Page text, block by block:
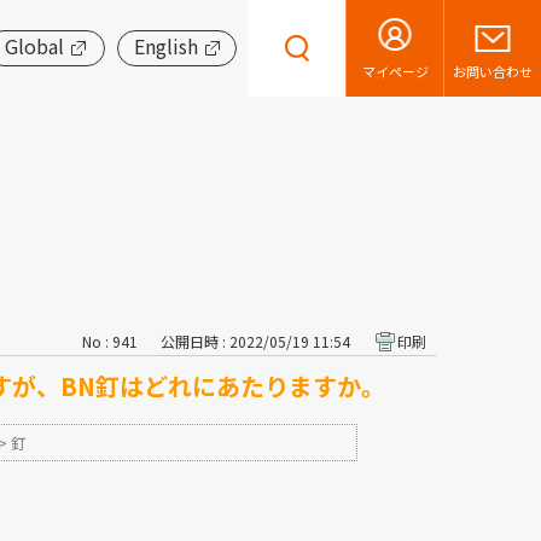
Global English
マイページ お問い合わせ
No : 941 公開日時 : 2022/05/19 11:54 印刷
、BN釘はどれにあたりますか。
> 釘